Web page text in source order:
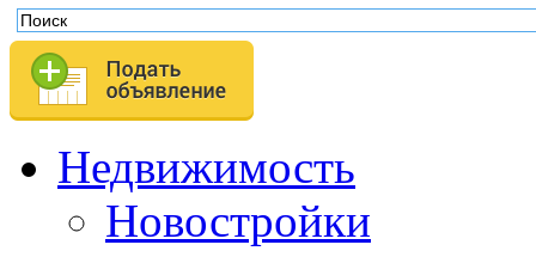
Недвижимость
Новостройки